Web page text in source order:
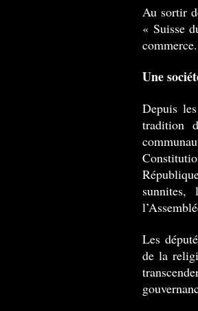
Au sortir
« Suisse
Une
Depuis
tradition
Les
de la